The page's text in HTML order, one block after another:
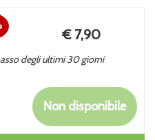
Prezzo
scontato
€ 7,90
degli ultimi 30 giorni
Non disponibile